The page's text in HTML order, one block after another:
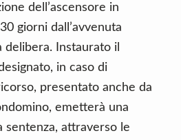
dell’ascensore in
giorni dall’avvenuta
delibera. Instaurato il
in caso di
presentato anche da
emetterà una
sentenza, attraverso le